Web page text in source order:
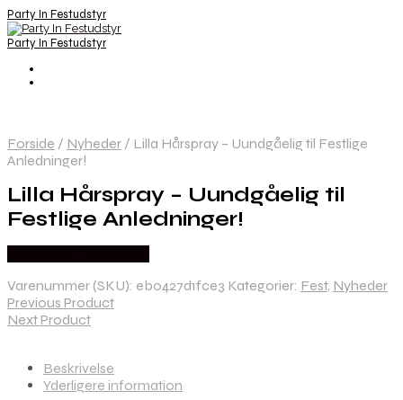
Party In Festudstyr
Party In Festudstyr
Forside / Nyheder / Lilla Hårspray – Uundgåelig til Festlige
Anledninger!
Lilla Hårspray – Uundgåelig til
Festlige Anledninger!
Varenummer (SKU): eb0427d1fce3 Kategorier: Fest, Nyheder
Previous Product
Next Product
Beskrivelse
Yderligere information